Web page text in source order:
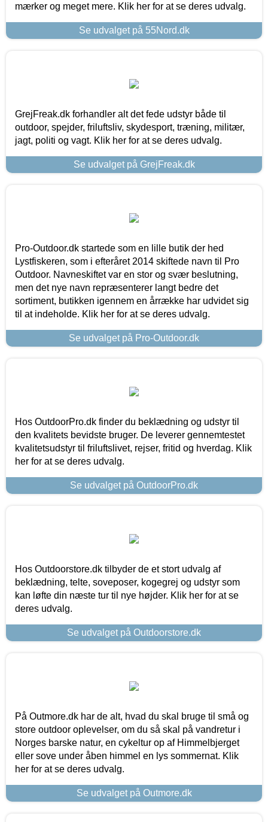
mærker og meget mere. Klik her for at se deres udvalg.
Se udvalget på 55Nord.dk
GrejFreak.dk forhandler alt det fede udstyr både til
outdoor, spejder, friluftsliv, skydesport, træning, militær,
jagt, politi og vagt. Klik her for at se deres udvalg.
Se udvalget på GrejFreak.dk
Pro-Outdoor.dk startede som en lille butik der hed
Lystfiskeren, som i efteråret 2014 skiftede navn til Pro
Outdoor. Navneskiftet var en stor og svær beslutning,
men det nye navn repræsenterer langt bedre det
sortiment, butikken igennem en årrække har udvidet sig
til at indeholde. Klik her for at se deres udvalg.
Se udvalget på Pro-Outdoor.dk
Hos OutdoorPro.dk finder du beklædning og udstyr til
den kvalitets bevidste bruger. De leverer gennemtestet
kvalitetsudstyr til friluftslivet, rejser, fritid og hverdag. Klik
her for at se deres udvalg.
Se udvalget på OutdoorPro.dk
Hos Outdoorstore.dk tilbyder de et stort udvalg af
beklædning, telte, soveposer, kogegrej og udstyr som
kan løfte din næste tur til nye højder. Klik her for at se
deres udvalg.
Se udvalget på Outdoorstore.dk
På Outmore.dk har de alt, hvad du skal bruge til små og
store outdoor oplevelser, om du så skal på vandretur i
Norges barske natur, en cykeltur op af Himmelbjerget
eller sove under åben himmel en lys sommernat. Klik
her for at se deres udvalg.
Se udvalget på Outmore.dk